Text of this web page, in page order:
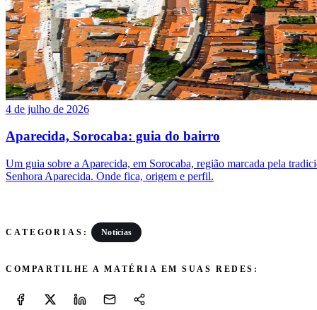
4 de julho de 2026
Aparecida, Sorocaba: guia do bairro
Um guia sobre a Aparecida, em Sorocaba, região marcada pela
Senhora Aparecida. Onde fica, origem e perfil.
CATEGORIAS: Notícias
COMPARTILHE A MATÉRIA EM SUAS REDES: